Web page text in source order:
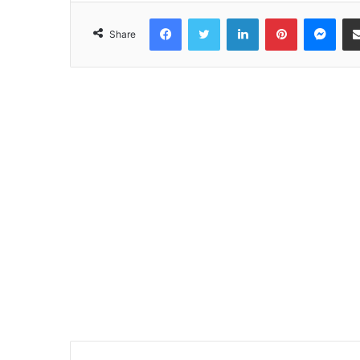
Share
FacebookTwitter LinkedInPinterest